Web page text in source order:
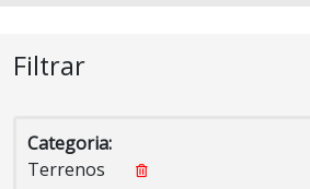
Filtrar
Categoria:
Terrenos